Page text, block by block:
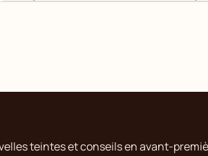
teintes et conseils en avant-